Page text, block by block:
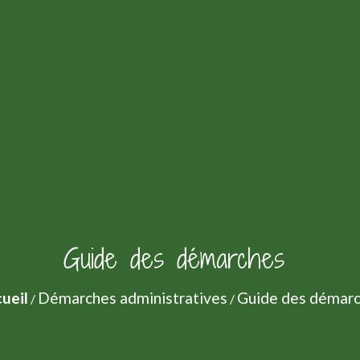
Guide des démarches
/ Démarches administratives / Guide des